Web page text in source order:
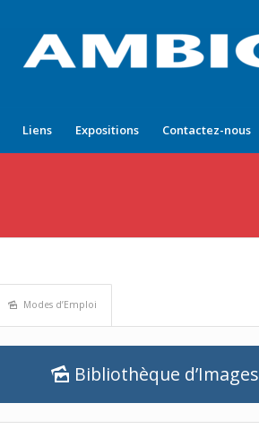
Liens Expositions Contactez-nous
Modes d’Emploi
Bibliothèque d’Images